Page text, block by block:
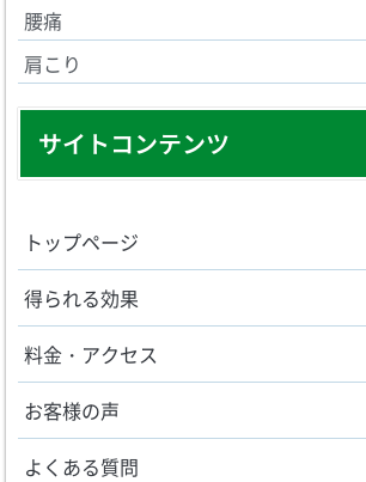
腰痛
肩こり
サイトコンテンツ
トップページ
得られる効果
料金・アクセス
お客様の声
よくある質問